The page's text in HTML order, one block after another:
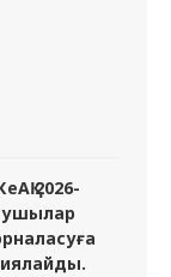
2026-